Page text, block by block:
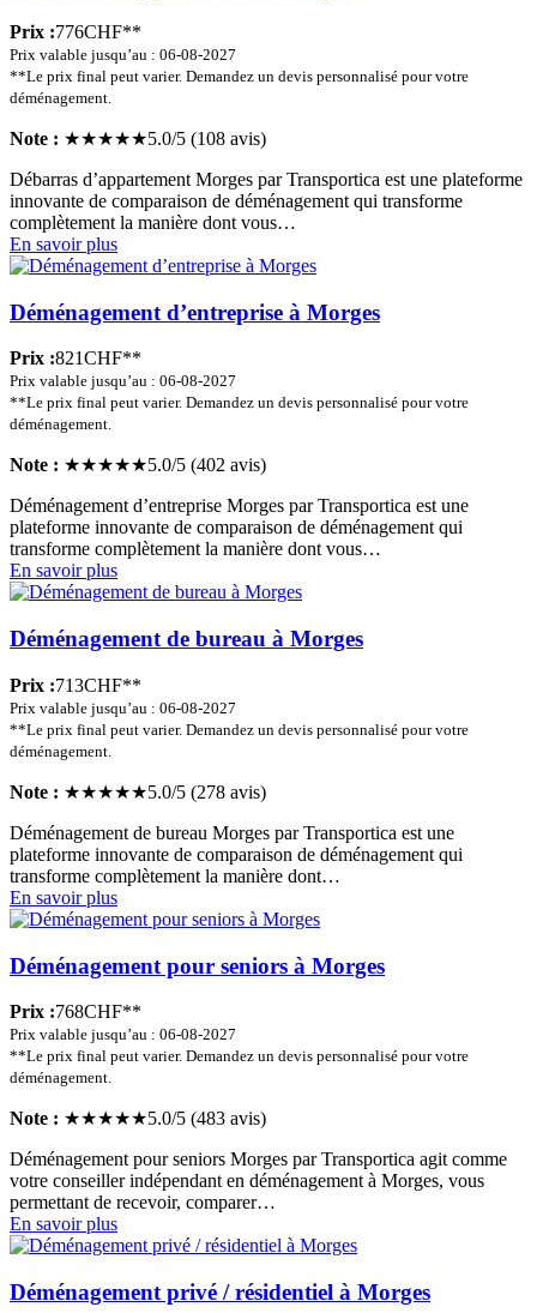
Prix :776CHF**
Prix valable jusqu’au : 06-08-2027
**Le prix final peut varier. Demandez un devis personnalisé pour votre
déménagement.
Note : ★★★★★5.0/5 (108 avis)
Débarras d’appartement Morges par Transportica est une plateforme
innovante de comparaison de déménagement qui transforme
complètement la manière dont vous…
En savoir plus
Déménagement d’entreprise à Morges
Prix :821CHF**
Prix valable jusqu’au : 06-08-2027
**Le prix final peut varier. Demandez un devis personnalisé pour votre
déménagement.
Note : ★★★★★5.0/5 (402 avis)
Déménagement d’entreprise Morges par Transportica est une
plateforme innovante de comparaison de déménagement qui
transforme complètement la manière dont vous…
En savoir plus
Déménagement de bureau à Morges
Prix :713CHF**
Prix valable jusqu’au : 06-08-2027
**Le prix final peut varier. Demandez un devis personnalisé pour votre
déménagement.
Note : ★★★★★5.0/5 (278 avis)
Déménagement de bureau Morges par Transportica est une
plateforme innovante de comparaison de déménagement qui
transforme complètement la manière dont…
En savoir plus
Déménagement pour seniors à Morges
Prix :768CHF**
Prix valable jusqu’au : 06-08-2027
**Le prix final peut varier. Demandez un devis personnalisé pour votre
déménagement.
Note : ★★★★★5.0/5 (483 avis)
Déménagement pour seniors Morges par Transportica agit comme
votre conseiller indépendant en déménagement à Morges, vous
permettant de recevoir, comparer…
En savoir plus
Déménagement privé / résidentiel à Morges